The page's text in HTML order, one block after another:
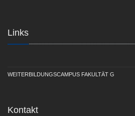
Links
WEITERBILDUNGSCAMPUS FAKULTÄT G
Kontakt